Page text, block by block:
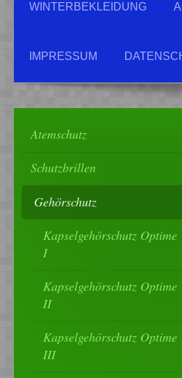
WINTERBEKLEIDUNG
IMPRESSUM
Atemschutz
Schutzbrillen
Gehörschutz
Kapselgehörschutz Optime
I
Kapselgehörschutz Optime
II
Kapselgehörschutz Optime
III